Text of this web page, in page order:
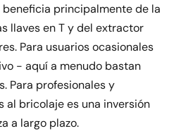
beneficia principalmente de la
llaves en T y del extractor
Para usuarios ocasionales
- aquí a menudo bastan
Para profesionales y
al bricolaje es una inversión
a largo plazo.